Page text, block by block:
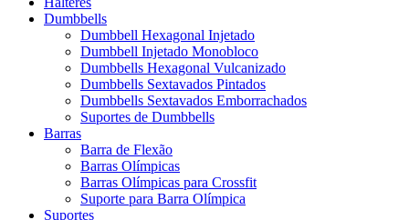
Dumbbells
Dumbbell Hexagonal Injetado
Dumbbell Injetado Monobloco
Dumbbells Hexagonal Vulcanizado
Dumbbells Sextavados Pintados
Dumbbells Sextavados Emborrachados
Suportes de Dumbbells
Barras
Barra de Flexão
Barras Olímpicas
Barras Olímpicas para Crossfit
Suporte para Barra Olímpica
Suportes